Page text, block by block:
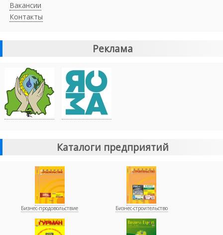
Вакансии
Контакты
Реклама
Каталоги предприятий
Бизнес-продовольствие Бизнес-строительство